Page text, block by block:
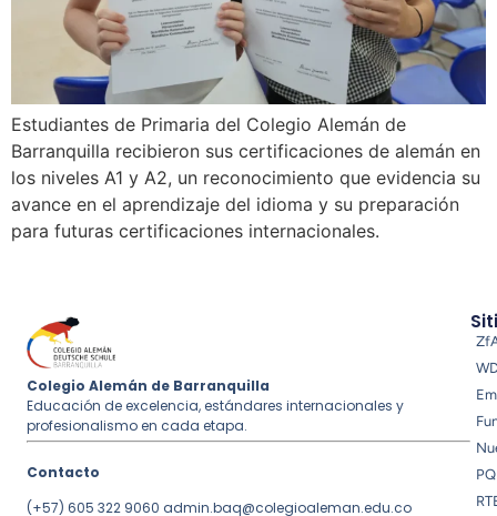
Estudiantes de Primaria del Colegio Alemán de
Barranquilla recibieron sus certificaciones de alemán en
los niveles A1 y A2, un reconocimiento que evidencia su
avance en el aprendizaje del idioma y su preparación
para futuras certificaciones internacionales.
Colegio Alemán de Barranquilla
Educación de excelencia, estándares internacionales y
profesionalismo en cada etapa.
Contacto
(+57) 605 322 9060 admin.baq@colegioaleman.edu.co